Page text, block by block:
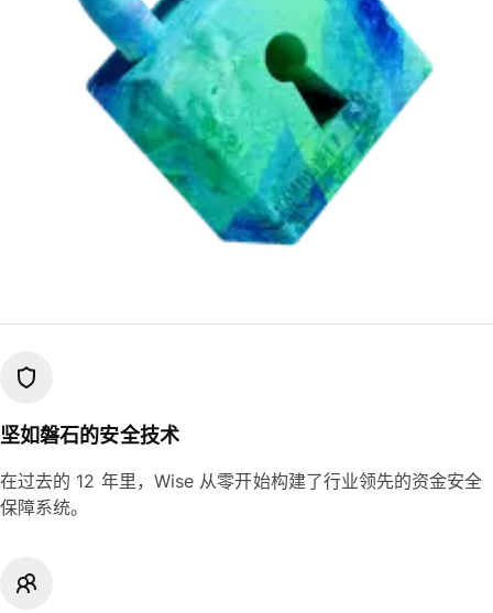
坚如磐石的安全技术
在过去的 12 年里，Wise 从零开始构建了行业领先的资金安全
保障系统。